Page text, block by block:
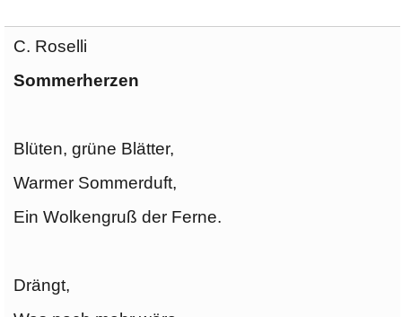
C. Roselli
Sommerherzen
Blüten, grüne Blätter,
Warmer Sommerduft,
Ein Wolkengruß der Ferne.
Drängt,